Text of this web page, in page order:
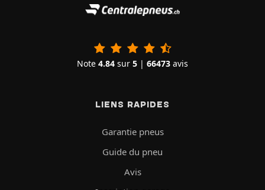
Note 4.84 sur 5 | 66473 avis
LIENS RAPIDES
Garantie pneus
Guide du pneu
Avis